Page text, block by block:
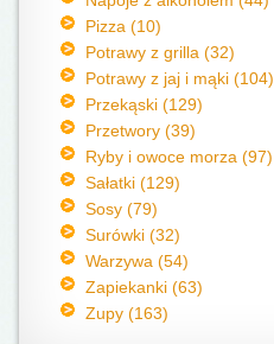
Pizza (10)
Potrawy z grilla (32)
Potrawy z jaj i mąki (104)
Przekąski (129)
Przetwory (39)
Ryby i owoce morza (97)
Sałatki (129)
Sosy (79)
Surówki (32)
Warzywa (54)
Zapiekanki (63)
Zupy (163)